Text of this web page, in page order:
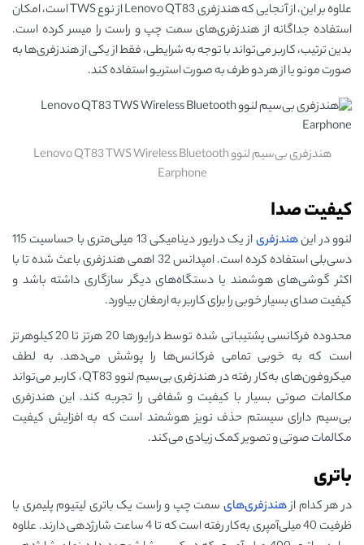
علاوه بر این، از آنجایی که هندزفری Lenovo QT83 از نوع TWS است، امکان
استفاده جداگانه از هندزفری‌های سمت چپ و راست را میسر کرده است.
بدین ترتیب، کاربر می‌تواند با توجه به شرایطی، فقط از یکی از هندزفری‌ها به
صورت مونو یا از هر دو طرف به صورت استریو استفاده کند.
هندزفری بی‌سیم لنوو Lenovo QT83 TWS Wireless Bluetooth
Earphone
کیفیت صدا
لنوو در اینهندزفری
از یک درایور دینامیکی 13 میلی‌متری با حساسیت 115
دسی‌بلی استفاده کرده است. امپدانس 32 اهمی هندزفری باعث شده تا با
اکثر گوشی‌های هوشمند یا دستگاه‌های دیگر سازگاری داشته باشد و
کیفیت صدای بسیار خوبی را برای کاربر به ارمغان بیاورد.
محدوده فرکانسی پشتیبانی شده توسط درایورها 20 هرتز تا 20 کیلوهرتز
است که به خوبی تمامی فرکانس‌ها را پوشش می‌دهد. به لطف
میکروفون‌های به‌کار رفته در هندزفری بی‌سیم لنوو QT83، کاربر می‌تواند
مکالمات صوتی بسیار با کیفیت و شفافی را تجربه کند. این هندزفری
بی‌سیم دارای سیستم حذف نویز هوشمند است که به افزایش کیفیت
مکالمات صوتی و تصویر کمک زیادی می‌کند.
باتری
در هر کدام ازهندزفری‌های سمت چپ و راست یک باتری لیتیوم پلیمری با
ظرفیت 40 میلی‌آمپری به‌کار رفته است که تا 4 ساعت شارژدهی دارند. علاوه